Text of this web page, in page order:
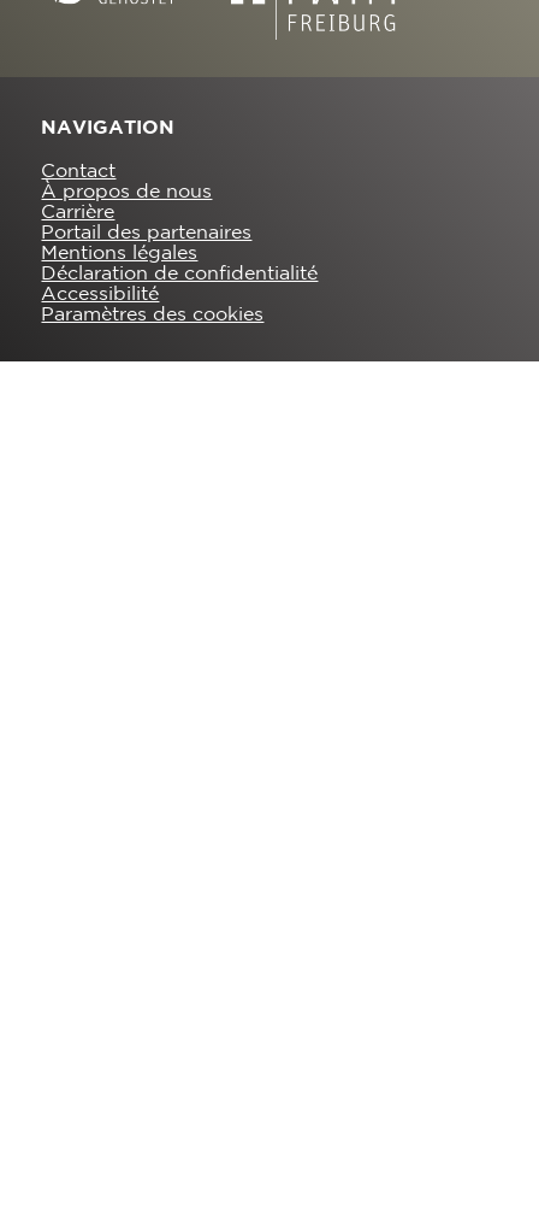
NAVIGATION
Contact
À propos de nous
Carrière
Portail des partenaires
Mentions légales
Déclaration de confidentialité
Accessibilité
Paramètres des cookies